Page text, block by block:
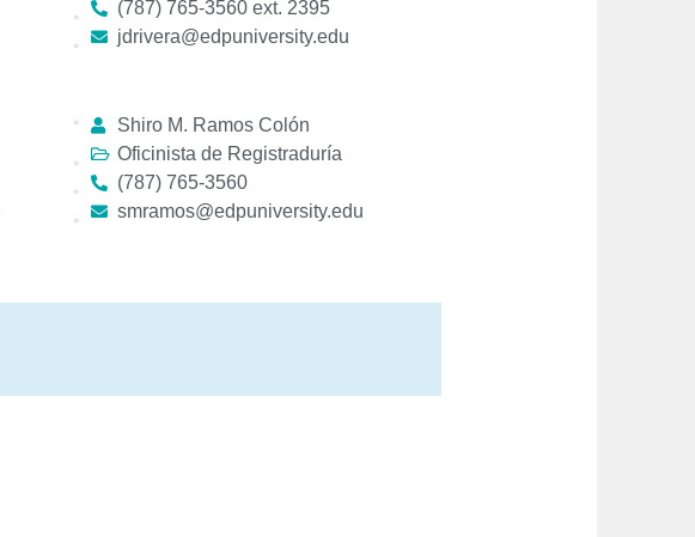
(787) 765-3560 ext. 2395
jdrivera@edpuniversity.edu
Shiro M. Ramos Colón
Oficinista de Registraduría
(787) 765-3560
smramos@edpuniversity.edu